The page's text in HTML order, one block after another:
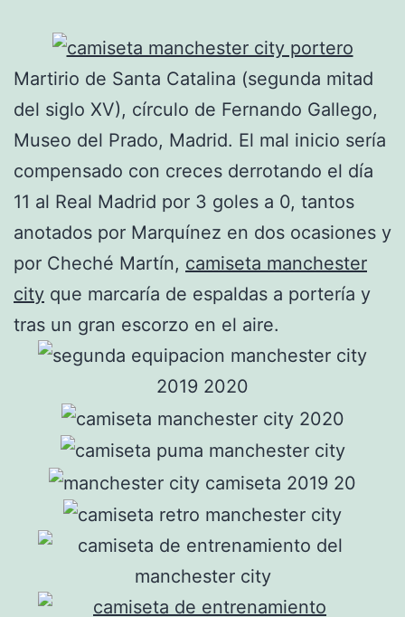
Martirio de Santa Catalina (segunda mitad
del siglo XV), círculo de Fernando Gallego,
Museo del Prado, Madrid. El mal inicio sería
compensado con creces derrotando el día
11 al Real Madrid por 3 goles a 0, tantos
anotados por Marquínez en dos ocasiones y
por Cheché Martín, camiseta manchester
city que marcaría de espaldas a portería y
tras un gran escorzo en el aire.